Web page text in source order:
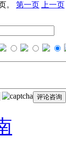
。 第一页 上一页